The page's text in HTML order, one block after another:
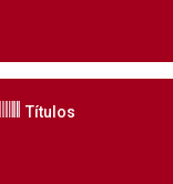
Títulos